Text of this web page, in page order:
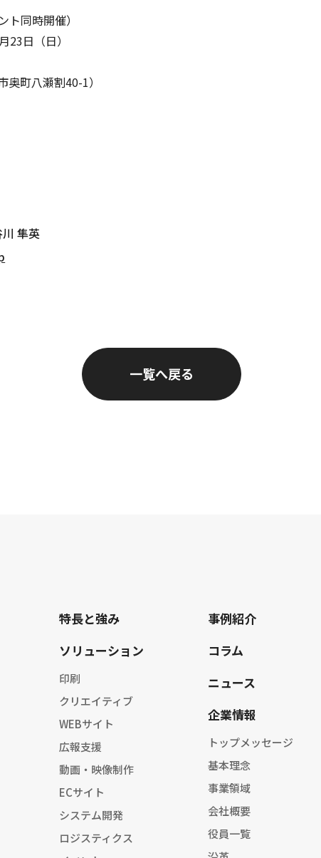
同時開催）
日（日）
町八瀬割40-1）
隼英
一覧へ戻る
特長と強み
ソリューション
印刷
クリエイティブ
WEBサイト
広報支援
動画・映像制作
ECサイト
システム開発
ロジスティクス
事例紹介
コラム
ニュース
企業情報
トップメッセージ
基本理念
事業領域
会社概要
役員一覧